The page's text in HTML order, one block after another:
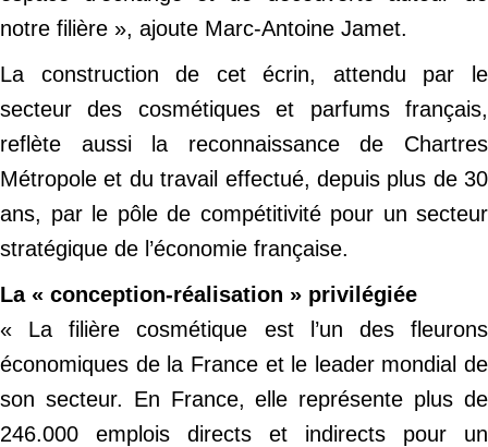
notre filière », ajoute Marc-Antoine Jamet.
La construction de cet écrin, attendu par le
secteur des cosmétiques et parfums français,
reflète aussi la reconnaissance de Chartres
Métropole et du travail effectué, depuis plus de 30
ans, par le pôle de compétitivité pour un secteur
stratégique de l’économie française.
La « conception-réalisation » privilégiée
« La filière cosmétique est l’un des fleurons
économiques de la France et le leader mondial de
son secteur. En France, elle représente plus de
246.000 emplois directs et indirects pour un